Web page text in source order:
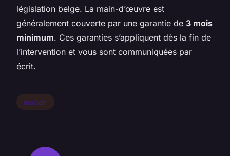
législation belge. La main-d’œuvre est
généralement couverte par une garantie de 3 mois
minimum. Ces garanties s’appliquent dès la fin de
l’intervention et vous sont communiquées par
écrit.
maison